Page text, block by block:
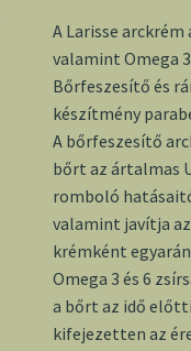
A Larisse
valamint Omega
Bőrfeszesítő és
készítmény
A bőrfeszesítő
bőrt az ártalmas
romboló
valamint javítja
krémként
Omega 3 és 6
a bőrt az idő
kifejezetten az